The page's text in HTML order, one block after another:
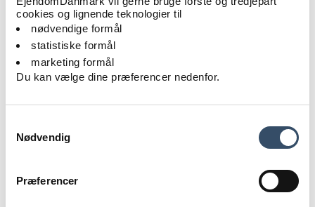
cookies og lignende teknologier til
nødvendige formål
statistiske formål
marketing formål
Du kan vælge dine præferencer nedenfor.
Nødvendig
Præferencer
Efter cirkulære principper har Spangenberg & Madsen
ombygget ALDIs tidligere cellekontorer og skabt et